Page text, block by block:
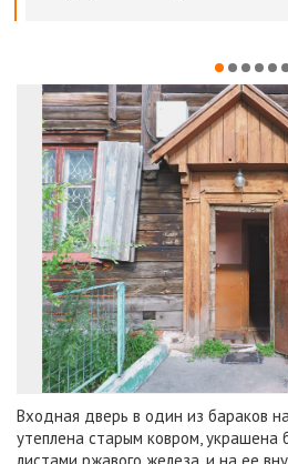
Входная дверь в один из бараков
утеплена старым ковром, украшена